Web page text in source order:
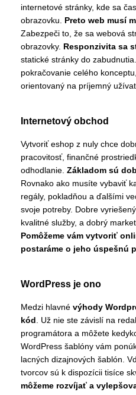
internetové stránky, kde sa
obrazovku. Preto web musí
Zabezpeči to, že sa webová
obrazovky. Responzivita sa
statické stránky do
pokračovanie celého
orientovaný na príjemný
Internetový obchod
Vytvoriť eshop z nuly chce
pracovitosť, finančné
odhodlanie. Základom sú
Rovnako ako musíte vybaviť
regály, pokladňou a ďalšími
svoje potreby. Dobre
kvalitné služby, a dobrý
Pomôžeme vám vytvoriť
postaráme o jeho úspešnú
WordPress je ono
Medzi hlavné výhody
kód. Už nie ste závislí na
programátora a môžete
WordPress šablóny vám
lacných dizajnových šablón.
tvorcov sú k dispozícii tisíce
môžeme rozvíjať a